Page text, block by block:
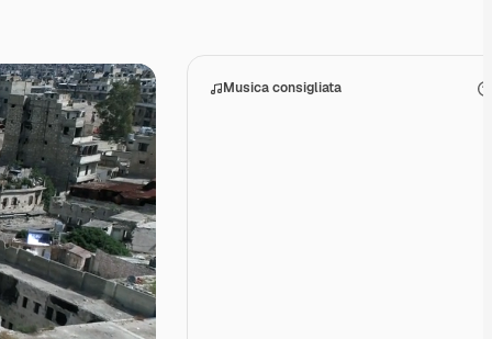
Musica consigliata